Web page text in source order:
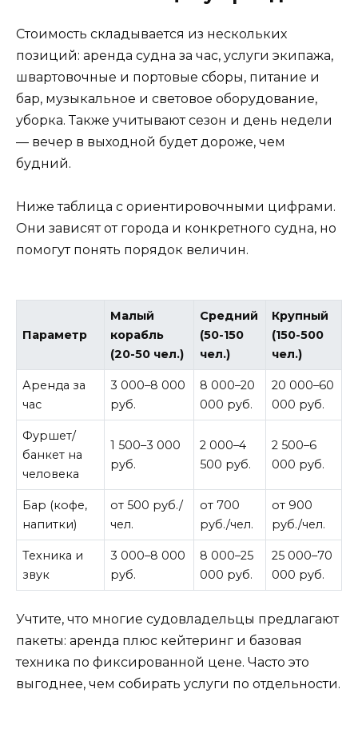
Стоимость складывается из нескольких
позиций: аренда судна за час, услуги экипажа,
швартовочные и портовые сборы, питание и
бар, музыкальное и световое оборудование,
уборка. Также учитывают сезон и день недели
— вечер в выходной будет дороже, чем
будний.
Ниже таблица с ориентировочными цифрами.
Они зависят от города и конкретного судна, но
помогут понять порядок величин.
Параметр
Малый
корабль
(20-50 чел.)
Средний
(50-150
чел.)
Крупный
(150-500
чел.)
Аренда за
час
3 000–8 000
руб.
8 000–20
000 руб.
20 000–60
000 руб.
Фуршет/
банкет на
человека
1 500–3 000
руб.
2 000–4
500 руб.
2 500–6
000 руб.
Бар (кофе,
напитки)
от 500 руб./
чел.
от 700
руб./чел.
от 900
руб./чел.
Техника и
звук
3 000–8 000
руб.
8 000–25
000 руб.
25 000–70
000 руб.
Учтите, что многие судовладельцы предлагают
пакеты: аренда плюс кейтеринг и базовая
техника по фиксированной цене. Часто это
выгоднее, чем собирать услуги по отдельности.